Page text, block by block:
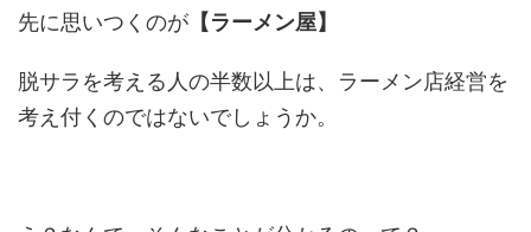
先に思いつくのが 【ラーメン屋】
脱サラを考える人の半数以上は、ラーメン店経営を
考え付くのではないでしょうか。